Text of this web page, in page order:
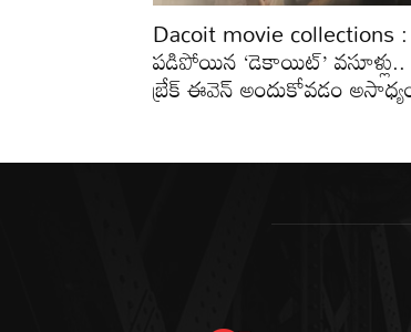
Dacoit movie
పడిపోయిన ‘డెకాయిట్’
బ్రేక్ ఈవెన్ అందుకోవడం